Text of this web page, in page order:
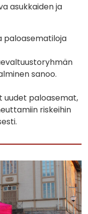
asukkaiden ja
paloasematiloja
sanoo.
uudet paloasemat,
riskeihin